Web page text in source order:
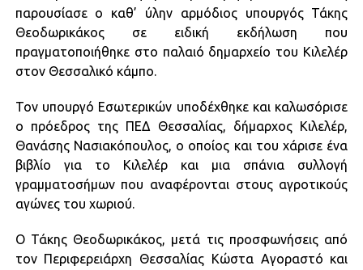
παρουσίασε ο καθ’ ύλην αρμόδιος υπουργός Τάκης
Θεοδωρικάκος σε ειδική εκδήλωση που
πραγματοποιήθηκε στο παλαιό δημαρχείο του Κιλελέρ
στον Θεσσαλικό κάμπο.
Τον υπουργό Εσωτερικών υποδέχθηκε και καλωσόρισε
ο πρόεδρος της ΠΕΔ Θεσσαλίας, δήμαρχος Κιλελέρ,
Θανάσης Νασιακόπουλος, ο οποίος και του χάρισε ένα
βιβλίο για το Κιλελέρ και μια σπάνια συλλογή
γραμματοσήμων που αναφέρονται στους αγροτικούς
αγώνες του χωριού.
Ο Τάκης Θεοδωρικάκος, μετά τις προσφωνήσεις από
τον Περιφερειάρχη Θεσσαλίας Κώστα Αγοραστό και